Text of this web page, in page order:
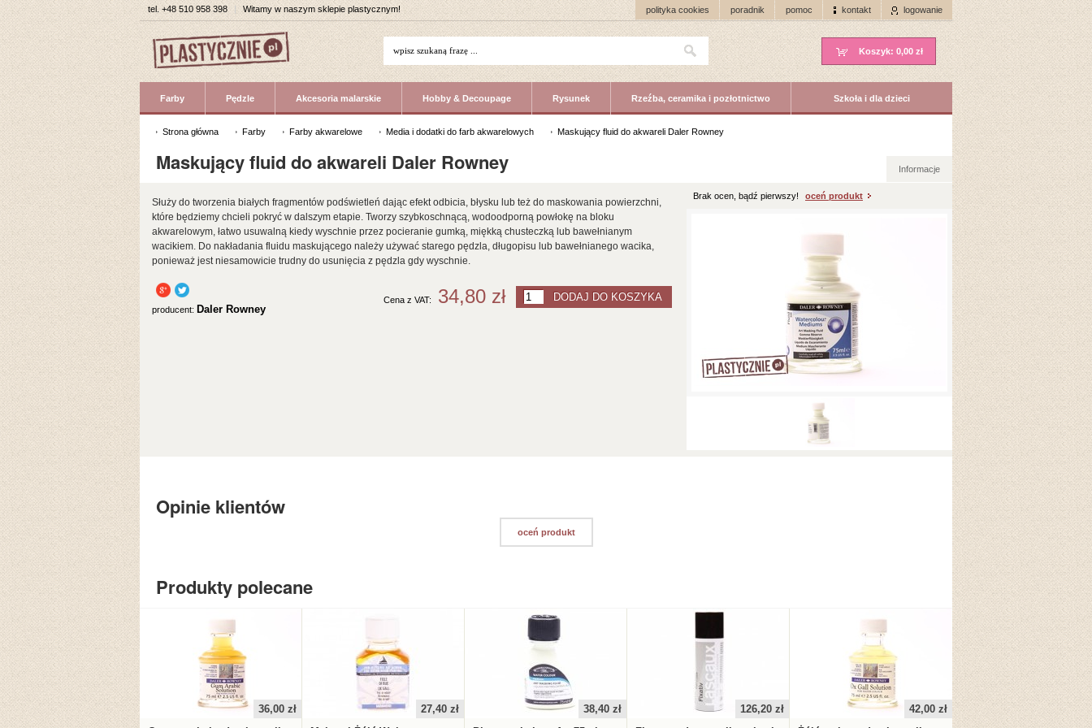
tel.+48 510 958 398 | Witamy w naszym sklepie plastycznym! logowanie
kontakt
pomoc
poradnik
polityka cookies
Koszyk: 0,00 zł
Farby Pędzle Akcesoria malarskie Hobby & Decoupage Rysunek Rzeźba, ceramika i pozłotnictwo Szkoła i dla dzieci
Strona główna Farby Farby akwarelowe Media i dodatki do farb akwarelowych Maskujący fluid do akwareli Daler Rowney
Maskujący fluid do akwareli Daler Rowney Informacje
Brak ocen, bądź pierwszy! oceń produkt
Służy do tworzenia białych fragmentów podświetleń dając efekt odbicia, błysku lub też do maskowania powierzchni,
które będziemy chcieli pokryć w dalszym etapie. Tworzy szybkoschnącą, wodoodporną powłokę na bloku
akwarelowym, łatwo usuwalną kiedy wyschnie przez pocieranie gumką, miękką chusteczką lub bawełnianym
wacikiem. Do nakładania fluidu maskującego należy używać starego pędzla, długopisu lub bawełnianego wacika,
ponieważ jest niesamowicie trudny do usunięcia z pędzla gdy wyschnie.
producent: Daler Rowney
34,80 zł
Cena z VAT:
Opinie klientów
oceń produkt
Produkty polecane
36,00 zł
27,40 zł
38,40 zł
126,20 zł
42,00 zł